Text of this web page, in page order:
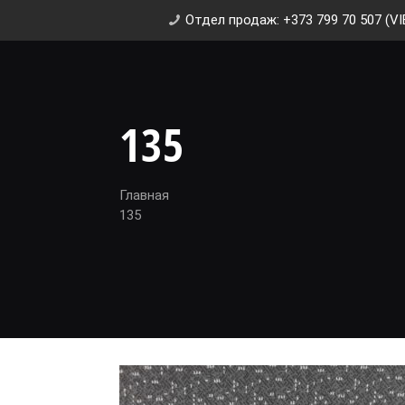
Отдел продаж: +373 799 70 507
135
Главная
135